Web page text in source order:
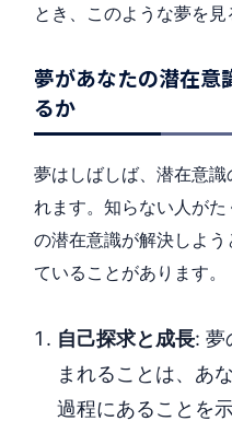
とき、このような夢を見
夢があなたの潜在意
るか
夢はしばしば、潜在意
れます。知らない人が
の潜在意識が解決しよ
ていることがあります。
自己探求と成長: 夢
まれることは、あ
過程にあることを